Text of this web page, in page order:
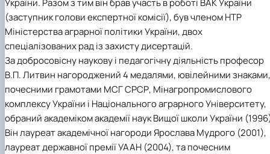
України. Разом з тим він брав участь в роботі ВАК України
(заступник голови експертної комісії), був членом НТР
Міністерства аграрної політики України, двох
спеціалізованих рад із захисту дисертацій.
За добросовісну наукову і педагогічну діяльність професор
В.П. Литвин нагороджений 4 медалями, ювілейними знаками,
почесними грамотами МСГ СРСР, Мінагропромислового
комплексу України і Національного аграрного Університету,
обраний академіком академії наук Вищої школи України
Він лауреат академічної нагороди Ярослава Мудрого (2001),
лауреат державної премії УААН (2004), та почесним